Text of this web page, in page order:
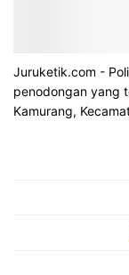
Juruketik.com -
penodongan yang
Kamurang,